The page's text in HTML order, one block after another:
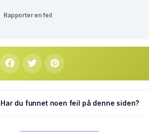
Rapporter en feil
Har du funnet noen feil på denne siden?